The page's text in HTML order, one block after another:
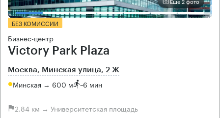
БЕЗ КОМИССИИ
Бизнес-центр
Victory Park Plaza
Москва, Минская улица, 2 Ж
Минская → 600 м ~6 мин
2.84 км → Университетская площадь